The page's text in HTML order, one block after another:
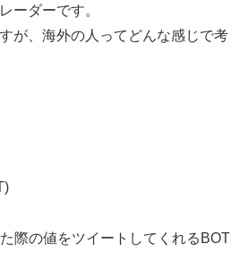
ーダーです。
が、海外の人ってどんな感じで考
際の値をツイートしてくれるBOT